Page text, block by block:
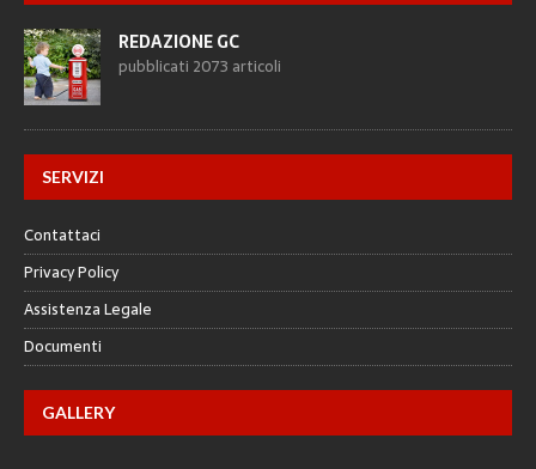
REDAZIONE GC
pubblicati 2073 articoli
SERVIZI
Contattaci
Privacy Policy
Assistenza Legale
Documenti
GALLERY